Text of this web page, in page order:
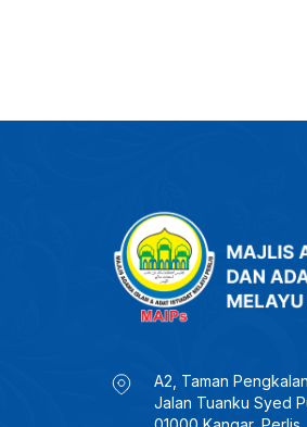
A2, Taman
Jalan Tuanku Syed